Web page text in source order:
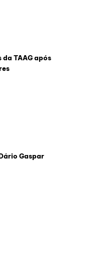
da TAAG após
Gaspar